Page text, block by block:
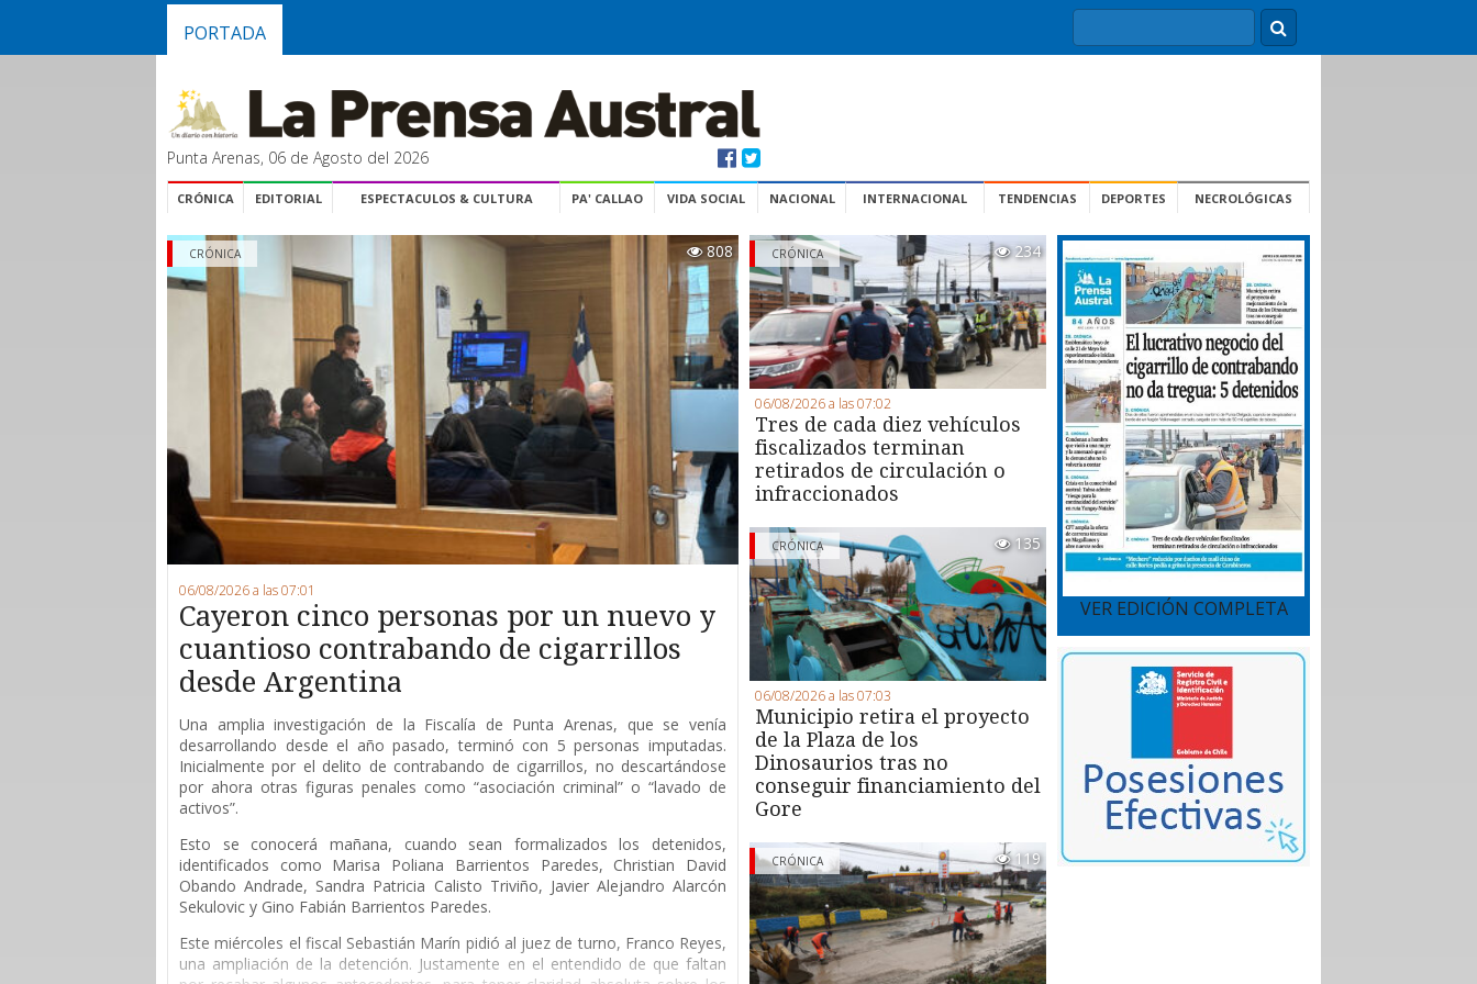
PORTADA
Punta Arenas, 06 de Agosto del 2026
CRÓNICA EDITORIAL ESPECTACULOS & CULTURA PA' CALLAO VIDA SOCIAL NACIONAL INTERNACIONAL TENDENCIAS DEPORTES NECROLÓGICAS
808
CRÓNICA
06/08/2026 a las 07:01
Cayeron cinco personas por un nuevo y
cuantioso contrabando de cigarrillos
desde Argentina
Una amplia investigación de la Fiscalía de Punta Arenas, que se venía
desarrollando desde el año pasado, terminó con 5 personas imputadas.
Inicialmente por el delito de contrabando de cigarrillos, no descartándose
por ahora otras figuras penales como “asociación criminal” o “lavado de
activos”.
Esto se conocerá mañana, cuando sean formalizados los detenidos,
identificados como Marisa Poliana Barrientos Paredes, Christian David
Obando Andrade, Sandra Patricia Calisto Triviño, Javier Alejandro Alarcón
Sekulovic y Gino Fabián Barrientos Paredes.
Este miércoles el fiscal Sebastián Marín pidió al juez de turno, Franco Reyes,
una ampliación de la detención. Justamente en el entendido de que faltan
CRÓNICA 234
06/08/2026 a las 07:02
Tres de cada diez vehículos
fiscalizados terminan
retirados de circulación o
infraccionados
CRÓNICA 135
06/08/2026 a las 07:03
Municipio retira el proyecto
de la Plaza de los
Dinosaurios tras no
conseguir financiamiento del
Gore
CRÓNICA 119
VER EDICIÓN COMPLETA